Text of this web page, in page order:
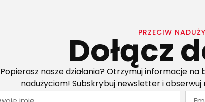
PRZECIW
Dołącz
Popierasz nasze działania? Otrzymuj informacje na
nadużyciom! Subskrybuj newsletter i